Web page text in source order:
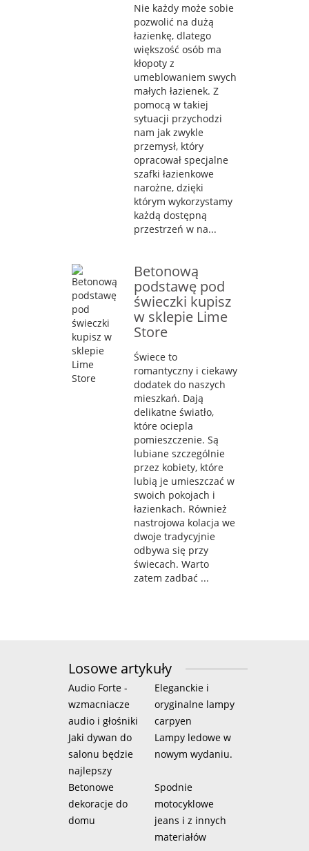
Nie każdy może sobie
pozwolić na dużą
łazienkę, dlatego
większość osób ma
kłopoty z
umeblowaniem swych
małych łazienek. Z
pomocą w takiej
sytuacji przychodzi
nam jak zwykle
przemysł, który
opracował specjalne
szafki łazienkowe
narożne, dzięki
którym wykorzystamy
każdą dostępną
przestrzeń w na...
Betonową
podstawę pod
świeczki kupisz
w sklepie Lime
Store
Świece to
romantyczny i ciekawy
dodatek do naszych
mieszkań. Dają
delikatne światło,
które ociepla
pomieszczenie. Są
lubiane szczególnie
przez kobiety, które
lubią je umieszczać w
swoich pokojach i
łazienkach. Również
nastrojowa kolacja we
dwoje tradycyjnie
odbywa się przy
świecach. Warto
zatem zadbać ...
Losowe artykuły
Audio Forte -
wzmacniacze
audio i głośniki
Eleganckie i
oryginalne lampy
carpyen
Jaki dywan do
salonu będzie
najlepszy
Lampy ledowe w
nowym wydaniu.
Betonowe
dekoracje do
domu
Spodnie
motocyklowe
jeans i z innych
materiałów